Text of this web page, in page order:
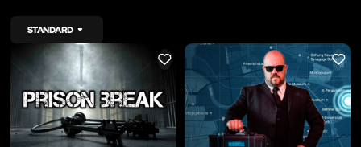
STANDARD
LIKE LIKE